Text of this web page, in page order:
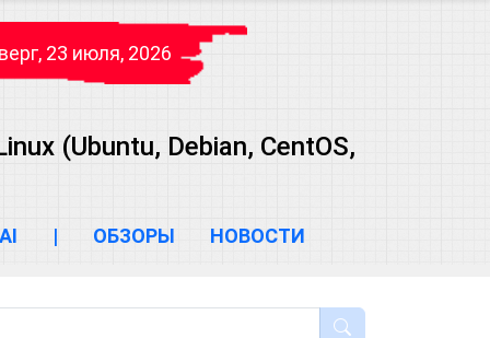
23 июля, 2026
(Ubuntu, Debian, CentOS,
AI | ОБЗОРЫ НОВОСТИ